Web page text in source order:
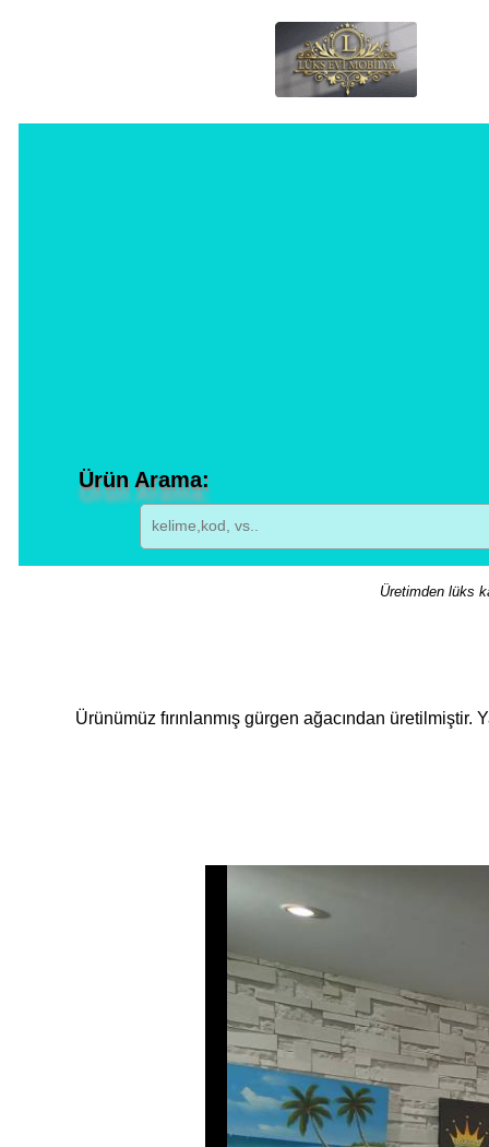
Ürün Arama:
Üretimden lüks
Ürünümüz fırınlanmış gürgen ağacından